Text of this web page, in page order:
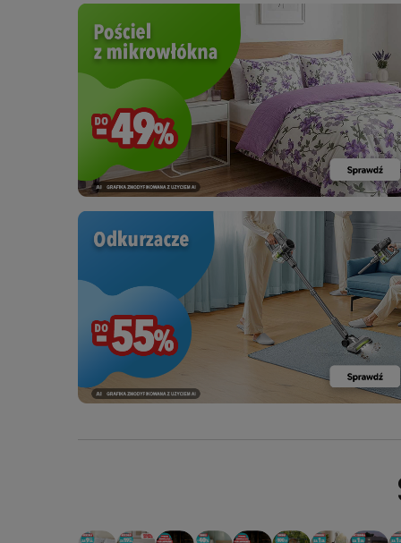
PROMOCJA: ODKURZACZ
PROMOCJA: ODKURZACZ
PROMOCJA: ODKURZACZ
PROMOCJA: ODKURZACZ
PROMOCJA: ODKURZACZ
PROMOCJA: ODKURZACZ
PROMOCJA: